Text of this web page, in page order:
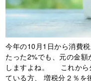
今年の10月1日から消費
たった2%でも、元の金
しますよね。 これから
ている方、 増税分２％を